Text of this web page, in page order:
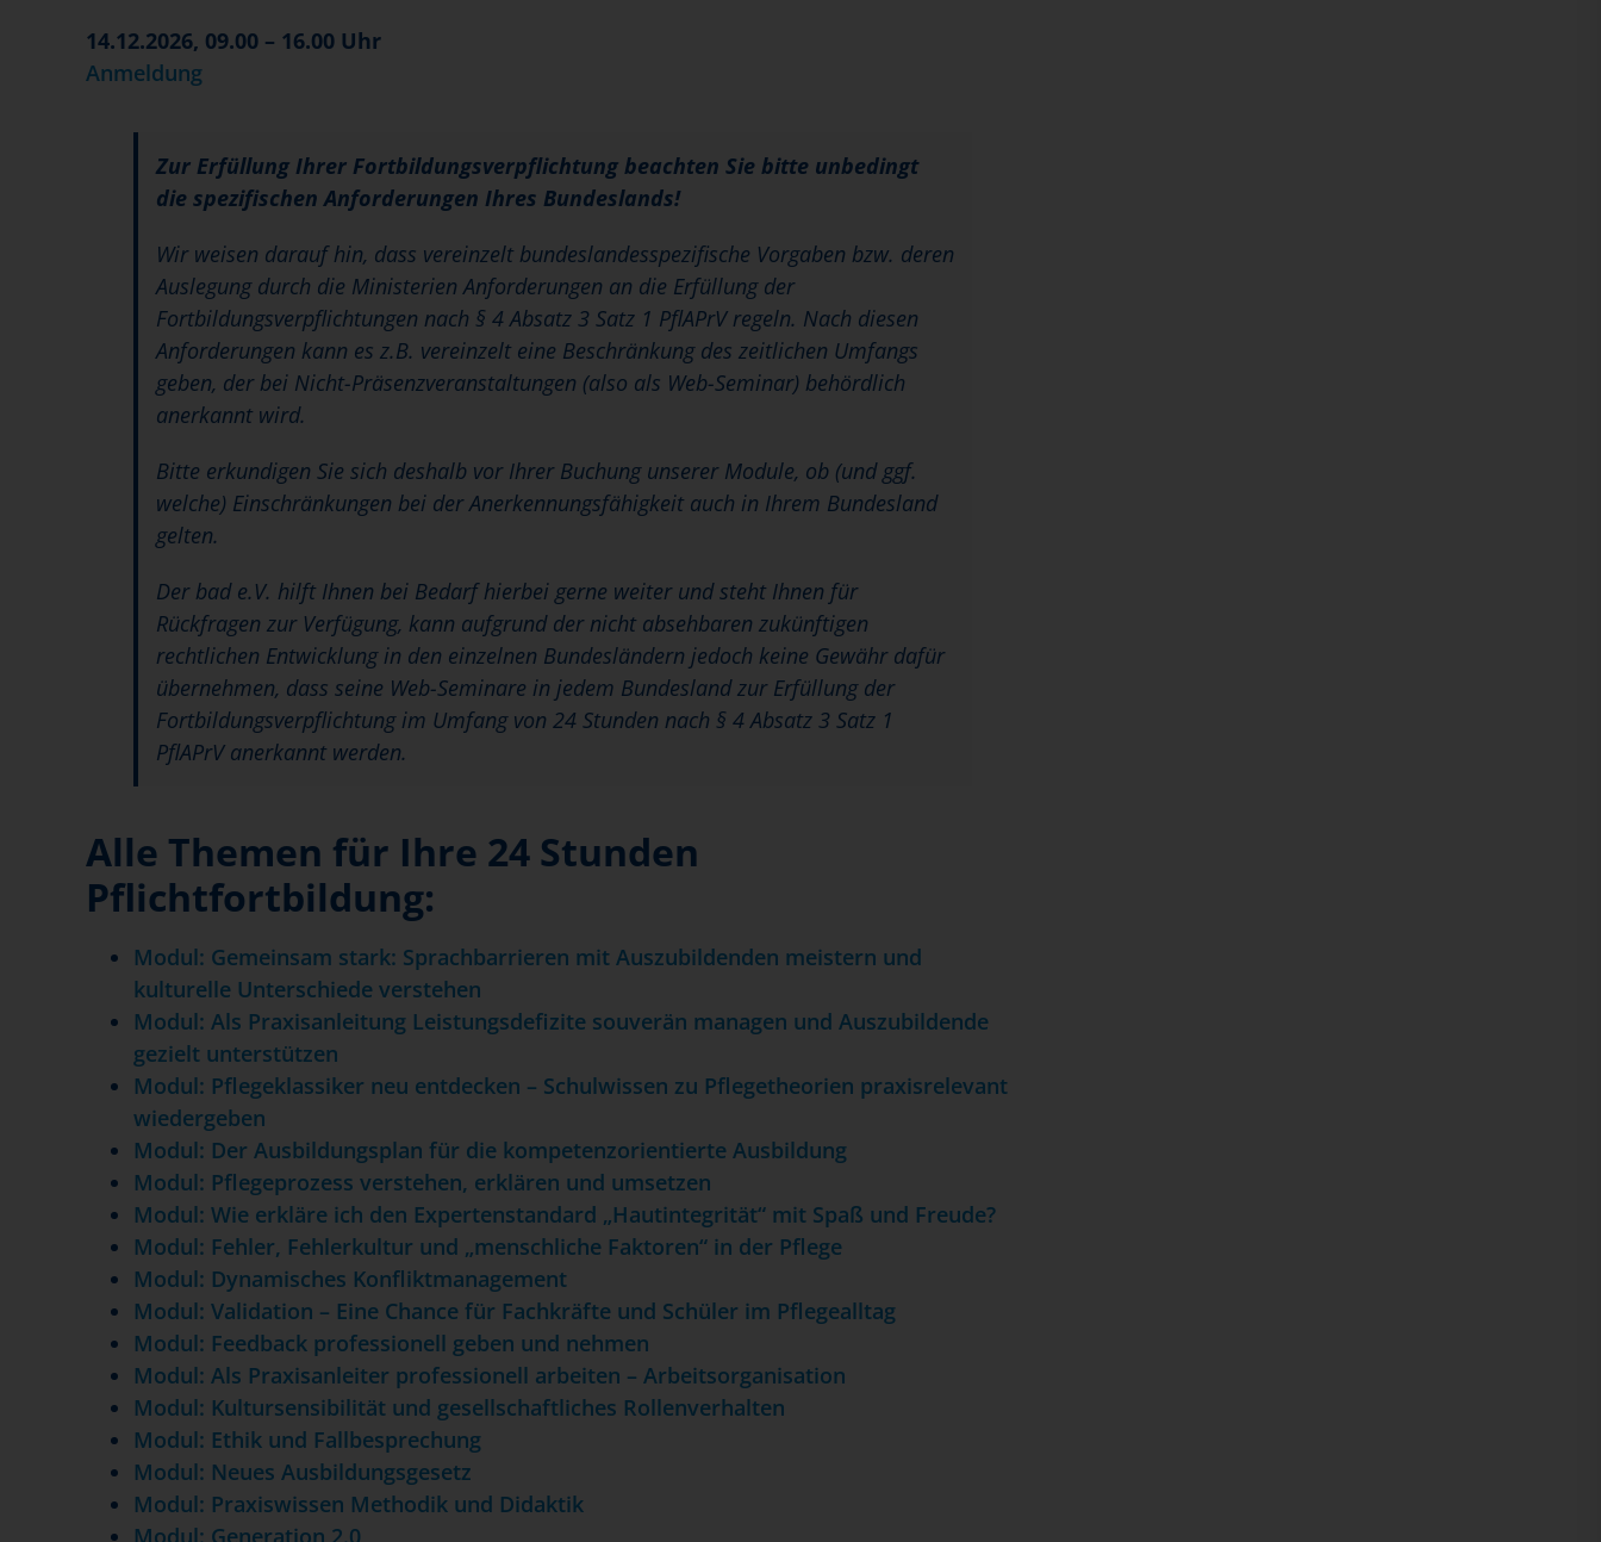
14.12.2026, 09.00 – 16.00 Uhr
Anmeldung
Zur Erfüllung Ihrer Fortbildungsverpflichtung beachten Sie bitte unbedingt
die spezifischen Anforderungen Ihres Bundeslands!
Wir weisen darauf hin, dass vereinzelt bundeslandesspezifische Vorgaben bzw. deren
Auslegung durch die Ministerien Anforderungen an die Erfüllung der
Fortbildungsverpflichtungen nach § 4 Absatz 3 Satz 1 PflAPrV regeln. Nach diesen
Anforderungen kann es z.B. vereinzelt eine Beschränkung des zeitlichen Umfangs
geben, der bei Nicht-Präsenzveranstaltungen (also als Web-Seminar) behördlich
anerkannt wird.
Bitte erkundigen Sie sich deshalb vor Ihrer Buchung unserer Module, ob (und ggf.
welche) Einschränkungen bei der Anerkennungsfähigkeit auch in Ihrem Bundesland
gelten.
Der bad e.V. hilft Ihnen bei Bedarf hierbei gerne weiter und steht Ihnen für
Rückfragen zur Verfügung, kann aufgrund der nicht absehbaren zukünftigen
rechtlichen Entwicklung in den einzelnen Bundesländern jedoch keine Gewähr dafür
übernehmen, dass seine Web-Seminare in jedem Bundesland zur Erfüllung der
Fortbildungsverpflichtung im Umfang von 24 Stunden nach § 4 Absatz 3 Satz 1
PflAPrV anerkannt werden.
Alle Themen für Ihre 24 Stunden
Pflichtfortbildung:
Modul: Gemeinsam stark: Sprachbarrieren mit Auszubildenden meistern und
kulturelle Unterschiede verstehen
Modul: Als Praxisanleitung Leistungsdefizite souverän managen und Auszubildende
gezielt unterstützen
Modul: Pflegeklassiker neu entdecken – Schulwissen zu Pflegetheorien praxisrelevant
wiedergeben
Modul: Der Ausbildungsplan für die kompetenzorientierte Ausbildung
Modul: Pflegeprozess verstehen, erklären und umsetzen
Modul: Wie erkläre ich den Expertenstandard „Hautintegrität“ mit Spaß und Freude?
Modul: Fehler, Fehlerkultur und „menschliche Faktoren“ in der Pflege
Modul: Dynamisches Konfliktmanagement
Modul: Validation – Eine Chance für Fachkräfte und Schüler im Pflegealltag
Modul: Feedback professionell geben und nehmen
Modul: Als Praxisanleiter professionell arbeiten – Arbeitsorganisation
Modul: Kultursensibilität und gesellschaftliches Rollenverhalten
Modul: Ethik und Fallbesprechung
Modul: Neues Ausbildungsgesetz
Modul: Praxiswissen Methodik und Didaktik
Modul: Generation 2.0